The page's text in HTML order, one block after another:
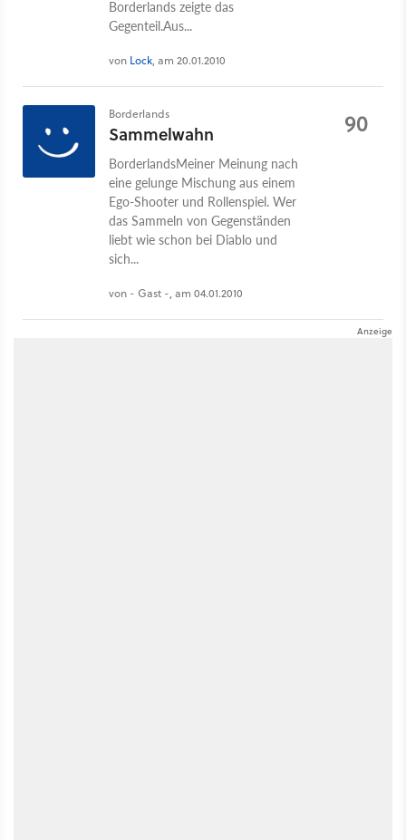
Borderlands zeigte das
Gegenteil.Aus...
von Lock, am 20.01.2010
Borderlands
Sammelwahn
BorderlandsMeiner Meinung nach
eine gelunge Mischung aus einem
Ego-Shooter und Rollenspiel. Wer
das Sammeln von Gegenständen
liebt wie schon bei Diablo und
sich...
von - Gast -, am 04.01.2010
90